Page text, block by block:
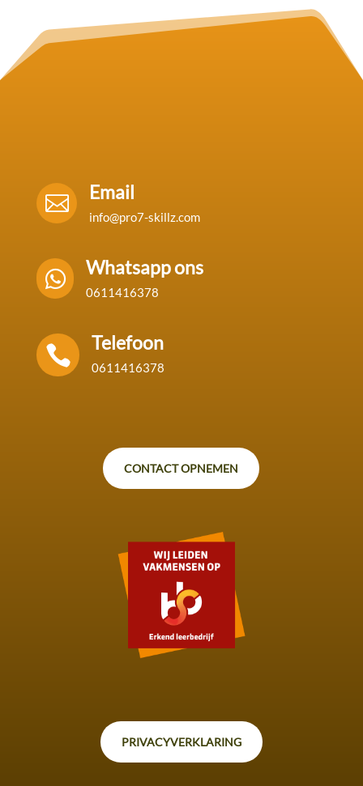
 Email
info@pro7-skillz.com
 Whatsapp ons
0611416378
 Telefoon
0611416378
CONTACT OPNEMEN
PRIVACYVERKLARING